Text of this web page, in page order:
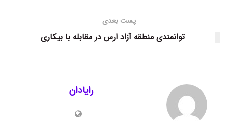
پست بعدی
توانمندی منطقه آزاد ارس در مقابله با بیکاری
رایادان